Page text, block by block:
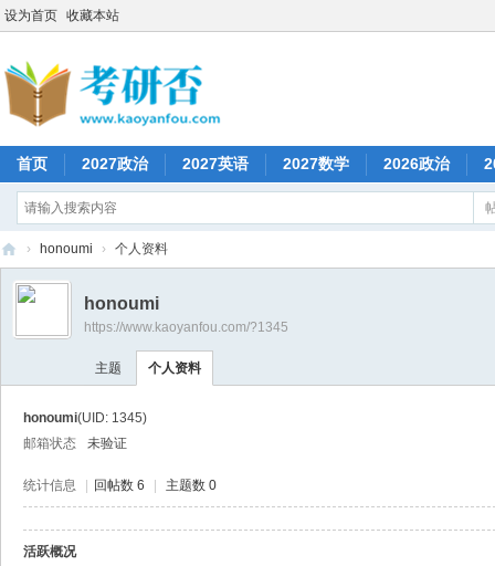
设为首页 收藏本站
首页 2027政治 2027英语 2027数学 2026政治
考
否
› honoumi › 个人资料
honoumi
https://www.kaoyanfou.com/?1345
主题 个人资料
honoumi(UID: 1345)
邮箱状态
未验证
统计信息 回帖数 6 主题数 0
活跃概况